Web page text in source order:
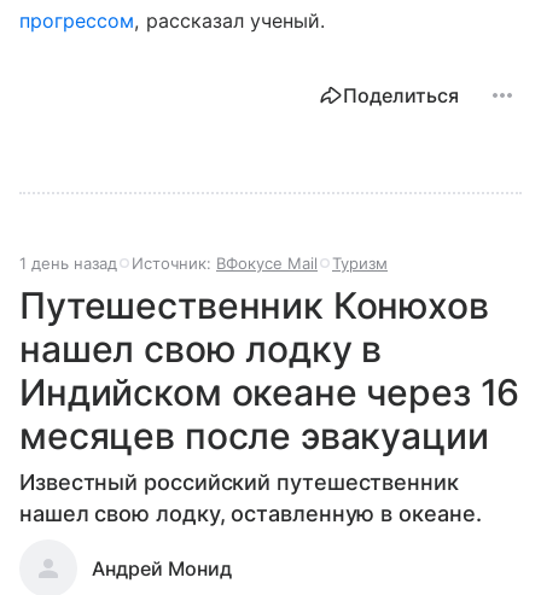
прогрессом, рассказал ученый.
Поделиться
1 день назад Источник: ВФокусе Mail Туризм
Путешественник Конюхов
нашел свою лодку в
Индийском океане через 16
месяцев после эвакуации
Известный российский путешественник
нашел свою лодку, оставленную в океане.
Андрей Монид